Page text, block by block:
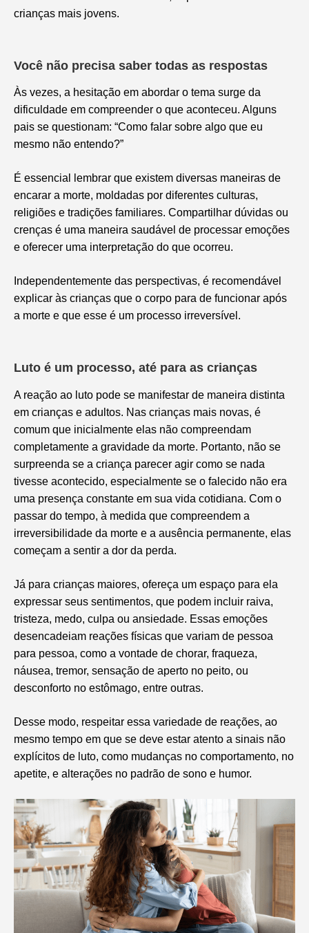
crianças mais jovens.
Você não precisa saber todas as respostas
Às vezes, a hesitação em abordar o tema surge da
dificuldade em compreender o que aconteceu. Alguns
pais se questionam: “Como falar sobre algo que eu
mesmo não entendo?”
É essencial lembrar que existem diversas maneiras de
encarar a morte, moldadas por diferentes culturas,
religiões e tradições familiares. Compartilhar dúvidas ou
crenças é uma maneira saudável de processar emoções
e oferecer uma interpretação do que ocorreu.
Independentemente das perspectivas, é recomendável
explicar às crianças que o corpo para de funcionar após
a morte e que esse é um processo irreversível.
Luto é um processo, até para as crianças
A reação ao luto pode se manifestar de maneira distinta
em crianças e adultos. Nas crianças mais novas, é
comum que inicialmente elas não compreendam
completamente a gravidade da morte. Portanto, não se
surpreenda se a criança parecer agir como se nada
tivesse acontecido, especialmente se o falecido não era
uma presença constante em sua vida cotidiana. Com o
passar do tempo, à medida que compreendem a
irreversibilidade da morte e a ausência permanente, elas
começam a sentir a dor da perda.
Já para crianças maiores, ofereça um espaço para ela
expressar seus sentimentos, que podem incluir raiva,
tristeza, medo, culpa ou ansiedade. Essas emoções
desencadeiam reações físicas que variam de pessoa
para pessoa, como a vontade de chorar, fraqueza,
náusea, tremor, sensação de aperto no peito, ou
desconforto no estômago, entre outras.
Desse modo, respeitar essa variedade de reações, ao
mesmo tempo em que se deve estar atento a sinais não
explícitos de luto, como mudanças no comportamento, no
apetite, e alterações no padrão de sono e humor.